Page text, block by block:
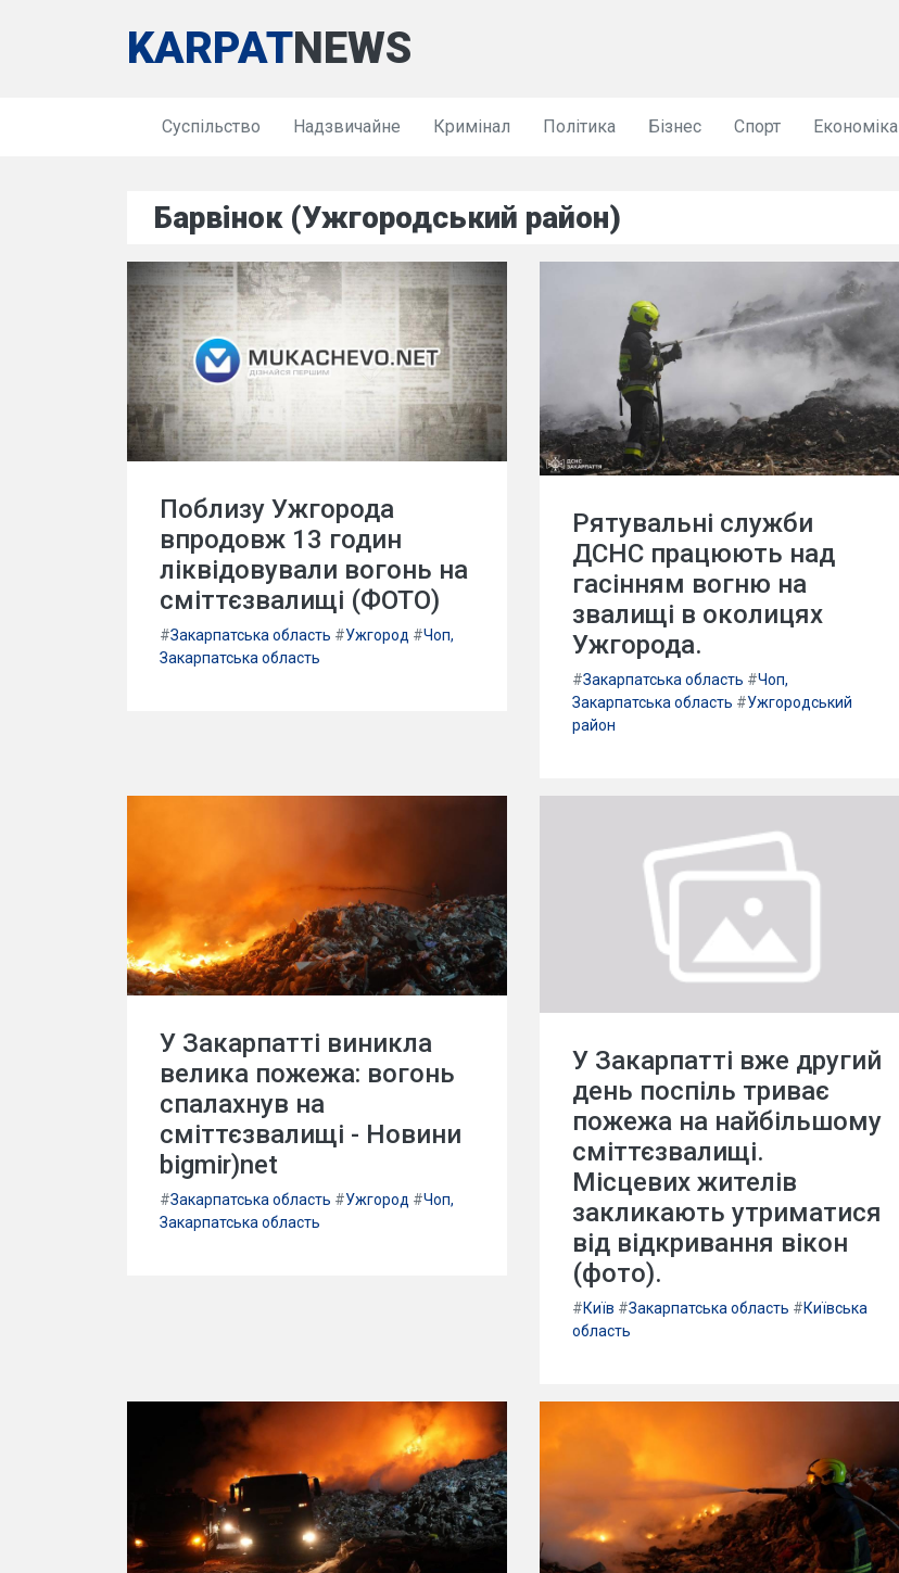
KARPATNEWS
Суспільство Надзвичайне Кримінал Політика Бізнес Спорт Економіка
Барвінок (Ужгородський район)
Поблизу Ужгорода
впродовж 13 годин
ліквідовували вогонь на
сміттєзвалищі (ФОТО)
#Закарпатська область #Ужгород #Чоп,
Закарпатська область
Рятувальні служби
ДСНС працюють над
гасінням вогню на
звалищі в околицях
Ужгорода.
#Закарпатська область #Чоп,
Закарпатська область #Ужгородський
район
У Закарпатті виникла
велика пожежа: вогонь
спалахнув на
сміттєзвалищі - Новини
bigmir)net
#Закарпатська область #Ужгород #Чоп,
Закарпатська область
У Закарпатті вже другий
день поспіль триває
пожежа на найбільшому
сміттєзвалищі.
Місцевих жителів
закликають утриматися
від відкривання вікон
(фото).
#Київ #Закарпатська область #Київська
область